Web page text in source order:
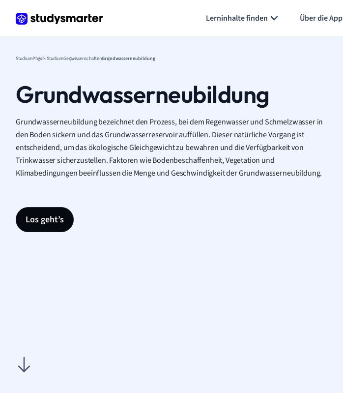
Lerninhalte finden Über die App
StudiumPhysik StudiumGeowissenschaftenGrundwasserneubildung
Grundwasserneubildung
Grundwasserneubildung bezeichnet den Prozess, bei dem Regenwasser und Schmelzwasser in
den Boden sickern und das Grundwasserreservoir auffüllen. Dieser natürliche Vorgang ist
entscheidend, um das ökologische Gleichgewicht zu bewahren und die Verfügbarkeit von
Trinkwasser sicherzustellen. Faktoren wie Bodenbeschaffenheit, Vegetation und
Klimabedingungen beeinflussen die Menge und Geschwindigkeit der Grundwasserneubildung.
Los geht’s